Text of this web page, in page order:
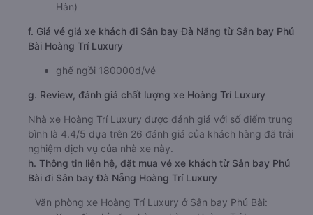
Hàn)
f. Giá vé giá xe khách đi Sân bay Đà Nẵng từ Sân bay Phú
Bài Hoàng Trí Luxury
ghế ngồi 180000đ/vé
g. Review, đánh giá chất lượng xe Hoàng Trí Luxury
Nhà xe Hoàng Trí Luxury được đánh giá với số điểm trung
bình là 4.4/5 dựa trên 26 đánh giá của khách hàng đã trải
nghiệm dịch vụ của nhà xe này.
h. Thông tin liên hệ, đặt mua vé xe khách từ Sân bay Phú
Bài đi Sân bay Đà Nẵng Hoàng Trí Luxury
Văn phòng xe Hoàng Trí Luxury ở Sân bay Phú Bài: